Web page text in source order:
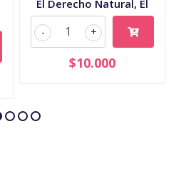
El Derecho Natural, El
+
-
$10.000